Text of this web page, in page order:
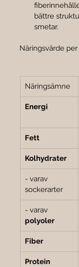
bättre
smetar.
Näringsvärde per
Näringsämne
Energi
Fett
Kolhydrater
- varav
sockerarter
- varav
polyoler
Fiber
Protein